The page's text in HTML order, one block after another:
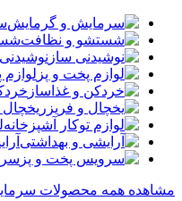
یخچال
مشاهده همه محصولات